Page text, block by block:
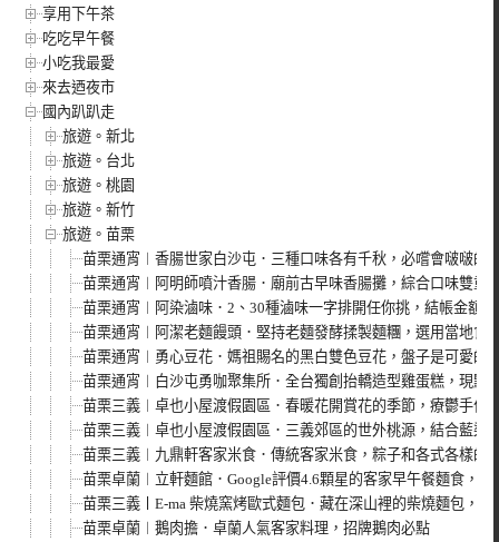
享用下午茶
吃吃早午餐
小吃我最愛
來去迺夜市
國內趴趴走
旅遊。新北
旅遊。台北
旅遊。桃園
旅遊。新竹
旅遊。苗栗
苗栗通宵︱香腸世家白沙屯．三種口味各有千秋，必嚐會啵啵的
苗栗通宵︱阿明師噴汁香腸．廟前古早味香腸攤，綜合口味雙重
苗栗通宵︱阿染滷味．2、30種滷味一字排開任你挑，結帳金額
苗栗通宵︱阿潔老麵饅頭．堅持老麵發酵揉製麵糰，選用當地食
苗栗通宵︱勇心豆花．媽祖賜名的黑白雙色豆花，盤子是可愛的
苗栗通宵︱白沙屯勇咖聚集所．全台獨創抬轎造型雞蛋糕，現點
苗栗三義︱卓也小屋渡假園區．春暖花開賞花的季節，療鬱手作
苗栗三義︱卓也小屋渡假園區．三義郊區的世外桃源，結合藍染
苗栗三義︱九鼎軒客家米食．傳統客家米食，粽子和各式各樣的
苗栗卓蘭︱立軒麵館．Google評價4.6顆星的客家早午餐麵食，
苗栗三義丨E-ma 柴燒窯烤歐式麵包．藏在深山裡的柴燒麵包，
苗栗卓蘭︱鵝肉擔．卓蘭人氣客家料理，招牌鵝肉必點